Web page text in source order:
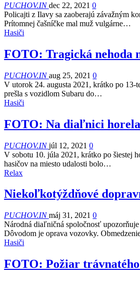
PUCHOV.INdec 22, 2021 0
Policajti z Ilavy sa zaoberajú závažným
Prítomnej čašníčke mal muž vulgárne…
Hasiči
FOTO: Tragická nehoda
PUCHOV.INaug 25, 2021 0
V utorok 24. augusta 2021, krátko po
prešla s vozidlom Subaru do…
Hasiči
FOTO: Na diaľnici horela
PUCHOV.INjúl 12, 2021 0
V sobotu 10. júla 2021, krátko po šiestej
hasičov na miesto udalosti bolo…
Relax
Niekoľkotýždňové
PUCHOV.INmáj 31, 2021 0
Národná diaľničná spoločnosť
Dôvodom je oprava vozovky.
Hasiči
FOTO: Požiar